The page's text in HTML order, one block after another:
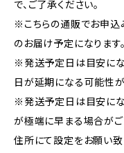
で、ご了承ください。
※こちらの通販でお申込
のお届け予定になります。
※発送予定日は目安に
日が延期になる可能性が
※発送予定日は目安にな
が極端に早まる場合がご
住所にて設定をお願い致